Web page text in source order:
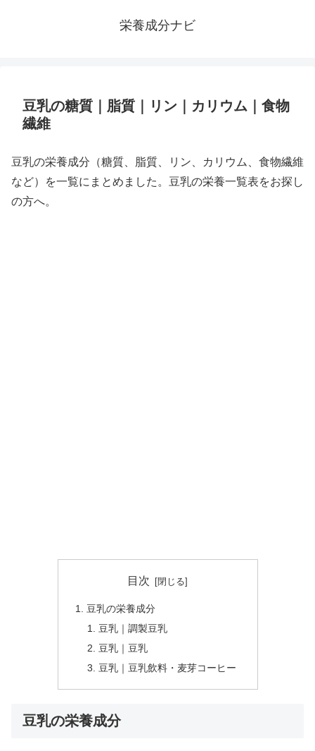
栄養成分ナビ
豆乳の糖質｜脂質｜リン｜カリウム｜食物
繊維
豆乳の栄養成分（糖質、脂質、リン、カリウム、食物繊維
など）を一覧にまとめました。豆乳の栄養一覧表をお探し
の方へ。
目次
豆乳の栄養成分
豆乳｜調製豆乳
豆乳｜豆乳
豆乳｜豆乳飲料・麦芽コーヒー
豆乳の栄養成分